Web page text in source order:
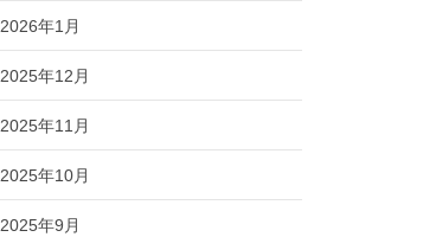
2026年1月
2025年12月
2025年11月
2025年10月
2025年9月